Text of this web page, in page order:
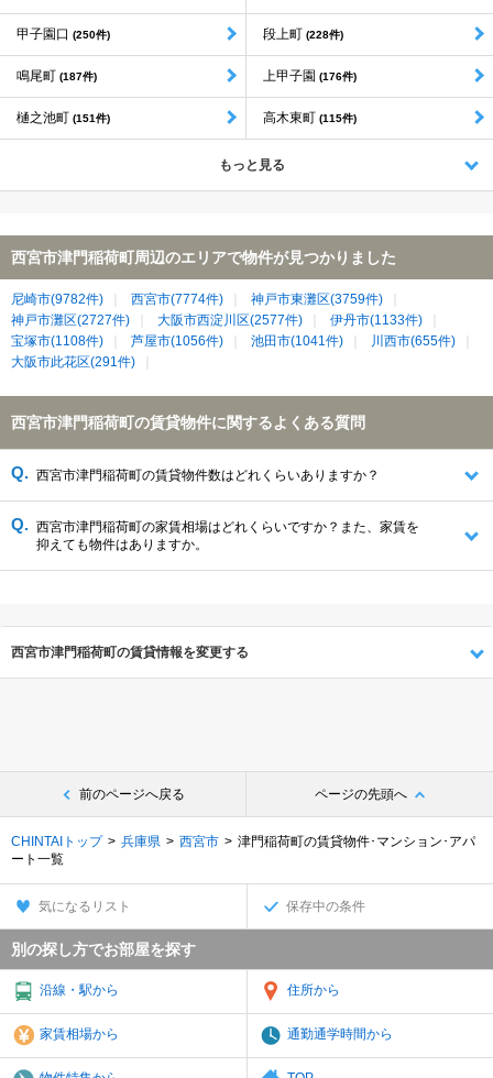
甲子園口 (250件) 段上町 (228件)
鳴尾町 (187件) 上甲子園 (176件)
樋之池町 (151件) 高木東町 (115件)
もっと見る
西宮市津門稲荷町周辺のエリアで物件が見つかりました
尼崎市(9782件) 西宮市(7774件)
神戸市東灘区(3759件)
神戸市灘区(2727件)
大阪市西淀川区(2577件)
伊丹市(1133件)
宝塚市(1108件)
芦屋市(1056件) 池田市(1041件)
川西市(655件)
大阪市此花区(291件)
西宮市津門稲荷町の賃貸物件に関するよくある質問
西宮市津門稲荷町の賃貸物件数はどれくらいありますか？
西宮市津門稲荷町の家賃相場はどれくらいですか？また、家賃を
抑えても物件はありますか。
西宮市津門稲荷町の賃貸情報を変更する
前のページへ戻る ページの先頭へ
CHINTAIトップ 兵庫県 西宮市
津門稲荷町の賃貸物件･マンション･アパ
ート一覧
気になるリスト 保存中の条件
別の探し方でお部屋を探す
沿線・駅から 住所から
家賃相場から 通勤通学時間から